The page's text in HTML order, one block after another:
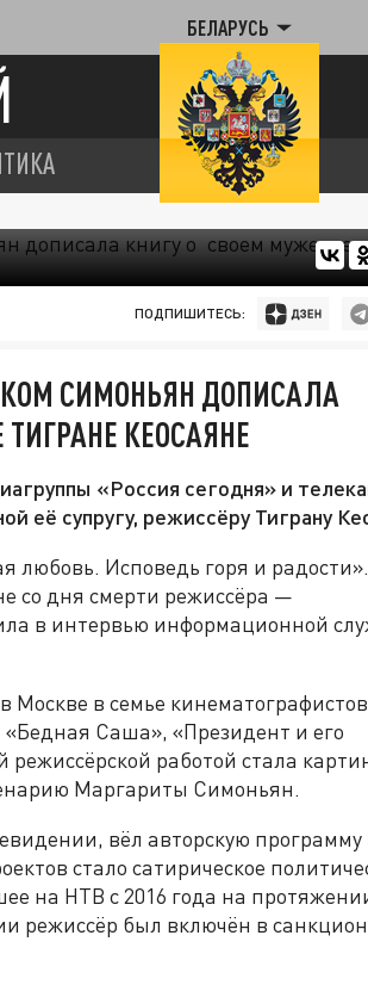
БЕЛАРУСЬ
ПОДПИШИТЕСЬ:
СИМОНЬЯН ДОПИСАЛА
КЕОСАЯНЕ
«Россия сегодня» и
её супругу, режиссёру Тиграну
любовь. Исповедь горя и
со дня смерти режиссёра —
в интервью информационной
Москве в семье
Саша», «Президент и его
работой стала
Маргариты Симоньян.
вёл авторскую программу
стало сатирическое
на НТВ с 2016 года на
режиссёр был включён в